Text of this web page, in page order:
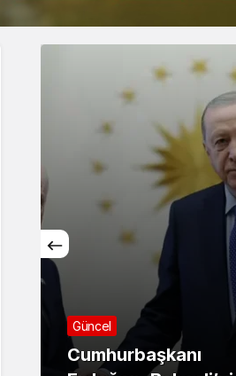
Sistem Modu
Sistem modunu seçin.
Asayiş
71 ilde dev narkotik